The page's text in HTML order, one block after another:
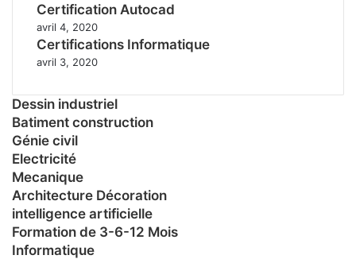
Certification Autocad
avril 4, 2020
Certifications Informatique
avril 3, 2020
Dessin industriel
Batiment construction
Génie civil
Electricité
Mecanique
Architecture Décoration
intelligence artificielle
Formation de 3-6-12 Mois
Informatique